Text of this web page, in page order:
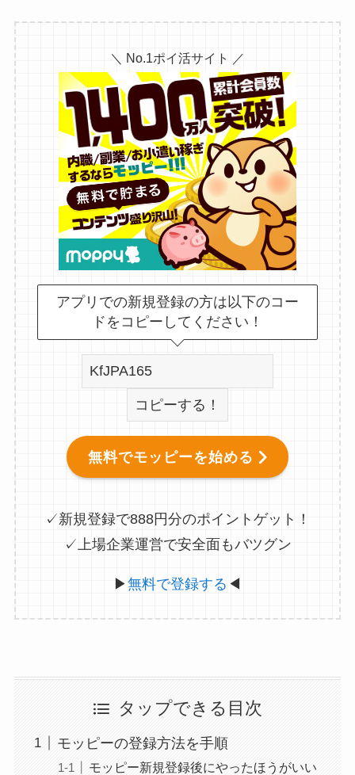
＼ No.1ポイ活サイト ／
アプリでの新規登録の方は以下のコー
ドをコピーしてください！
コピーする！
無料でモッピーを始める
✓新規登録で888円分のポイントゲット！
✓上場企業運営で安全面もバツグン
▶無料で登録する ◀
タップできる目次
モッピーの登録方法を手順
モッピー新規登録後にやったほうがいい